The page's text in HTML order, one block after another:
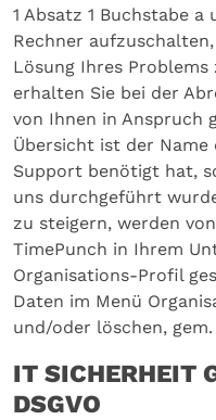
1 Absatz 1 Buchstabe a
Rechner
Lösung Ihres
erhalten Sie bei der
von Ihnen in Anspruch
Übersicht ist der
Support benötigt hat,
uns durchgeführt
zu steigern, werden
TimePunch in Ihrem
Organisations-Profil
Daten im Menü
und/oder löschen, gem.
IT SICHERHEIT
DSGVO